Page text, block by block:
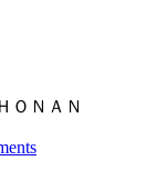
ＯＮＡＮ